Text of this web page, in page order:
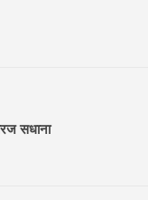
सधाना